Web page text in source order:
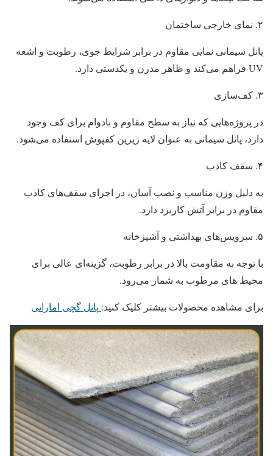
۲. نمای خارجی ساختمان
پانل سیمانی نمایی مقاوم در برابر شرایط جوی، رطوبت و اشعه
UV فراهم می‌کند و ظاهر مدرن و یکدستی دارد.
۳. کف‌سازی
در پروژه‌هایی که نیاز به سطح مقاوم و بادوام برای کف وجود
دارد، پانل سیمانی به ‌عنوان لایه زیرین کفپوش استفاده می‌شود.
۴. سقف کاذب
به دلیل وزن مناسب و نصب آسان، در اجرای سقف‌های کاذب
مقاوم در برابر آتش کاربرد دارد.
۵. سرویس‌های بهداشتی و آشپزخانه
با توجه به مقاومت بالا در برابر رطوبت، گزینه‌ای عالی برای
محیط‌ های مرطوب به‌ شمار می‌رود.
برای مشاهده محصولات بیشتر کلیک کنید: پانل گچی اماراتی